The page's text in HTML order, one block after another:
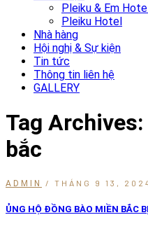
Pleiku & Em
Pleiku Hotel
Nhà hàng
Hội nghị & Sự kiện
Tin tức
Thông tin liên hệ
GALLERY
Tag
bắc
ADMIN / THÁNG 9 13,
ỦNG HỘ ĐỒNG BÀO MIỀN BẮC